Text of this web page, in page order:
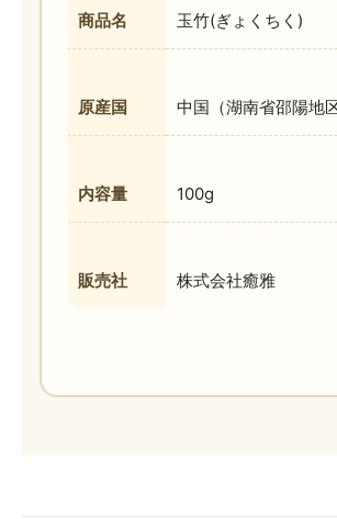
商品名 玉竹(ぎょくちく)
原産国 中国（湖南省邵陽地区
内容量 100g
販売社 株式会社癒雅